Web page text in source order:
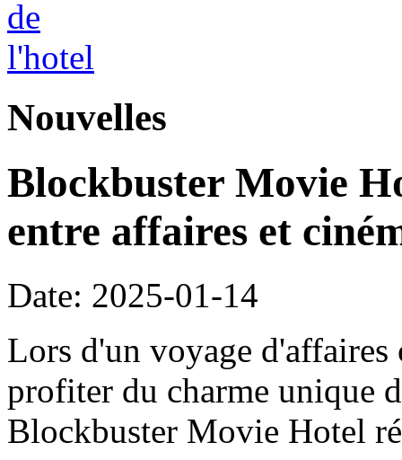
Nouvelles
Blockbuster Movie
entre affaires et
Date: 2025-01-14
Lors d'un voyage d'affaires
profiter du charme unique
Blockbuster Movie Hotel